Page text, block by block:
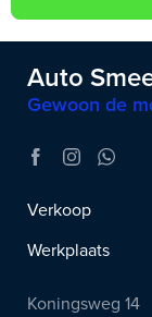
Auto
Gewoon de
Verkoop
Werkplaats
Koningsweg 14